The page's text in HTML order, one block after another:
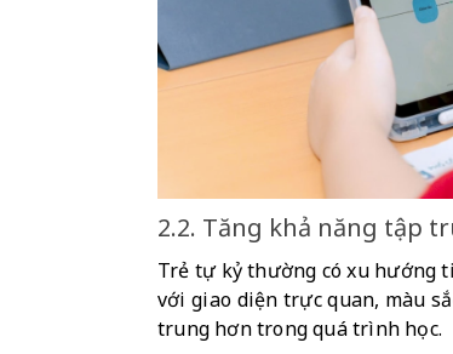
2.2. Tăng khả năng tập
Trẻ tự kỷ thường có xu hướng
với giao diện trực quan, màu
trung hơn trong quá trình học.